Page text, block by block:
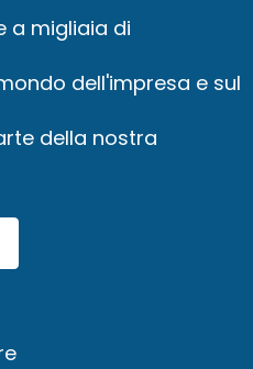
a migliaia di
dell'impresa e sul
della nostra